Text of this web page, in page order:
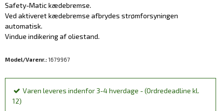
Safety-Matic kædebremse.
Ved aktiveret kædebremse afbrydes strømforsyningen
automatisk.
Vindue indikering af oliestand.
Model/Varenr.: 1679967
Varen leveres indenfor 3-4 hverdage - (Ordredeadline kl.
12)